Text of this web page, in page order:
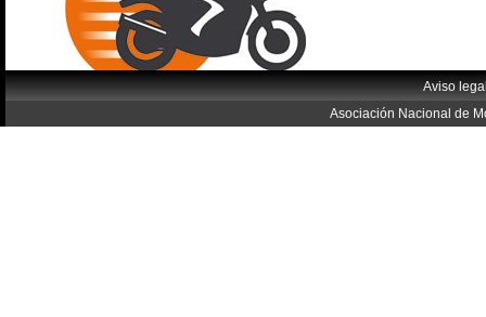
Aviso
Asociación Nacional de